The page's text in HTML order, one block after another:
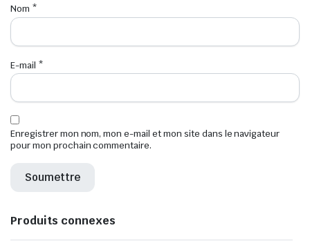
Nom *
E-mail *
Enregistrer mon nom, mon e-mail et mon site dans le navigateur
pour mon prochain commentaire.
Produits connexes